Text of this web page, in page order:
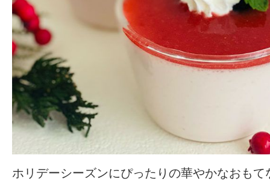
ホリデーシーズンにぴったりの華やかなおもて